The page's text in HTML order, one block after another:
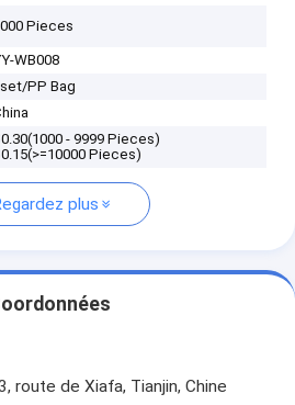
Pieces
WB008
PP Bag
- 9999 Pieces)
Pieces)
plus
route de Xiafa, Tianjin, Chine